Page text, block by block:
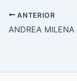
ANTERIOR
ANDREA